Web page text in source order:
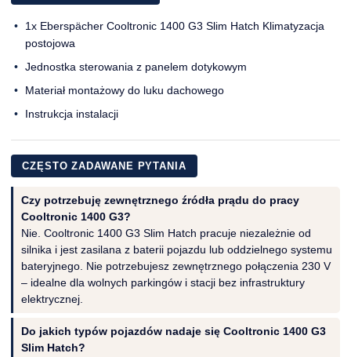
1x Eberspächer Cooltronic 1400 G3 Slim Hatch Klimatyzacja
postojowa
Jednostka sterowania z panelem dotykowym
Materiał montażowy do luku dachowego
Instrukcja instalacji
CZĘSTO ZADAWANE PYTANIA
Czy potrzebuję zewnętrznego źródła prądu do pracy
Cooltronic 1400 G3?
Nie. Cooltronic 1400 G3 Slim Hatch pracuje niezależnie od
silnika i jest zasilana z baterii pojazdu lub oddzielnego systemu
bateryjnego. Nie potrzebujesz zewnętrznego połączenia 230 V
– idealne dla wolnych parkingów i stacji bez infrastruktury
elektrycznej.
Do jakich typów pojazdów nadaje się Cooltronic 1400 G3
Slim Hatch?